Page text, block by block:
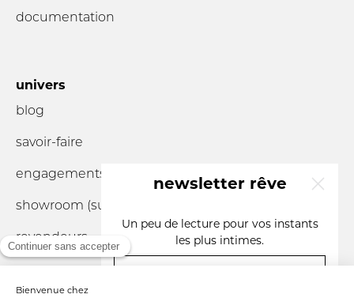
documentation
univers
blog
savoir-faire
engagements
showroom (sur
revendeurs
newsletter rêve
Un peu de lecture pour vos instants
les plus intimes.
votre e-mail